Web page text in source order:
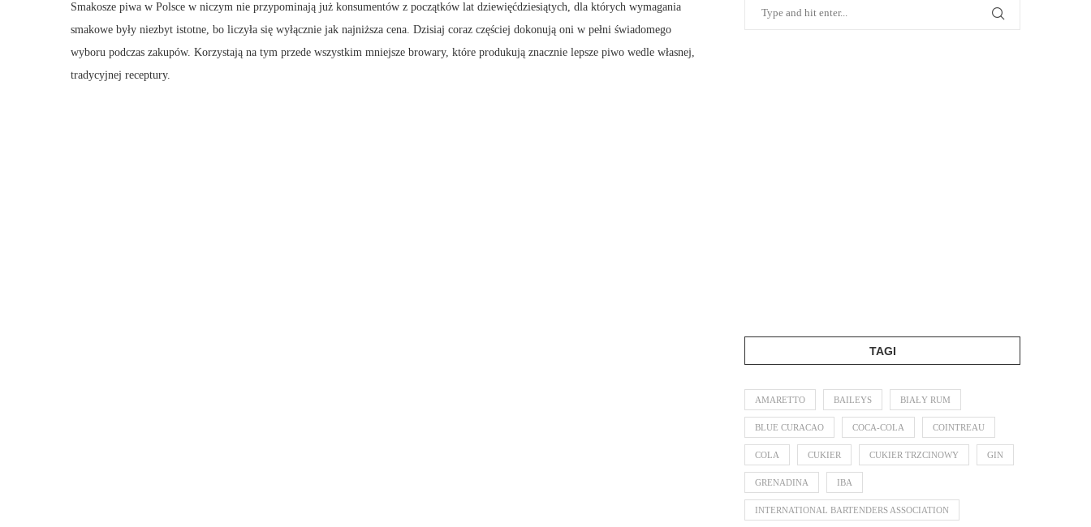
Smakosze piwa w Polsce w niczym nie przypominają już konsumentów z początków lat dziewięćdziesiątych, dla których wymagania
smakowe były niezbyt istotne, bo liczyła się wyłącznie jak najniższa cena. Dzisiaj coraz częściej dokonują oni w pełni świadomego
wyboru podczas zakupów. Korzystają na tym przede wszystkim mniejsze browary, które produkują znacznie lepsze piwo wedle własnej,
tradycyjnej receptury.
TAGI
AMARETTO BAILEYS BIAŁY RUM
BLUE CURACAO COCA-COLA COINTREAU
COLA CUKIER CUKIER TRZCINOWY GIN
GRENADINA IBA
INTERNATIONAL BARTENDERS ASSOCIATION